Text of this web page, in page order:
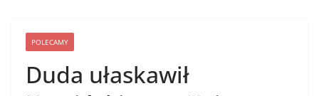
POLECAMY
Duda ułaskawił